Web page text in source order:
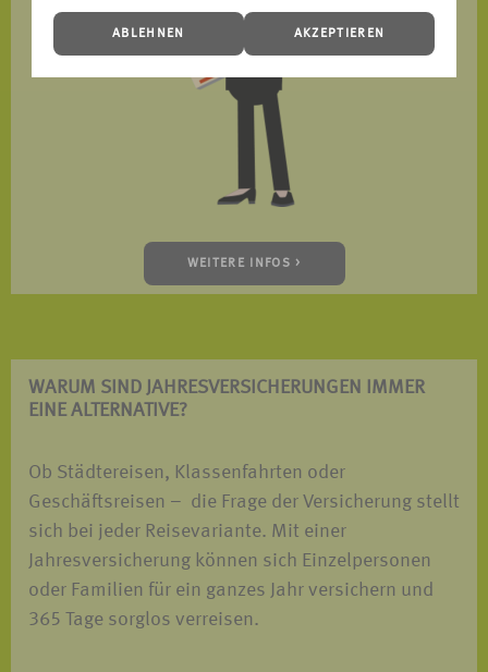
ABLEHNEN AKZEPTIEREN
WEITERE INFOS >
WARUM SIND JAHRES­VERSICHERUNGEN IMMER
EINE ALTERNATIVE?
Ob Städtereisen, Klassenfahrten oder
Geschäftsreisen – die Frage der Versicherung stellt
sich bei jeder Reisevariante. Mit einer
Jahresversicherung können sich Einzelpersonen
oder Familien für ein ganzes Jahr versichern und
365 Tage sorglos verreisen.